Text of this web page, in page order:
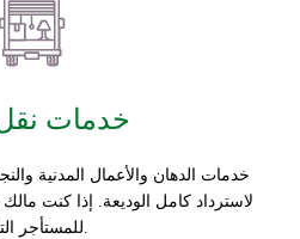
خدمات
خدمات الدهان والأعمال المدنية
لاسترداد كامل الوديعة. إذا كنت
للمستأجر التالي.